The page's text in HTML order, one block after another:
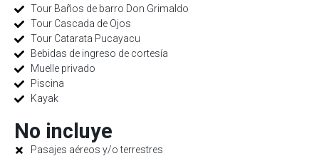
Tour Baños de barro Don Grimaldo
Tour Cascada de Ojos
Tour Catarata Pucayacu
Bebidas de ingreso de cortesía
Muelle privado
Piscina
Kayak
No incluye
Pasajes aéreos y/o terrestres